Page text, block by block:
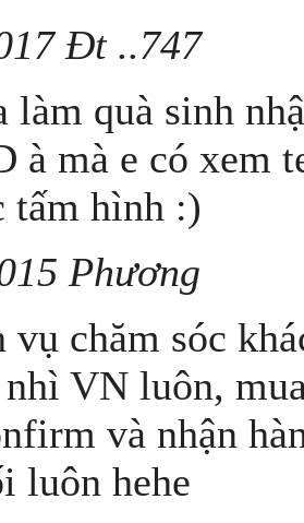
Đt ..747
làm quà sinh
à mà e có xem
tấm hình :)
Phương
chăm sóc
VN luôn,
và nhận
luôn hehe